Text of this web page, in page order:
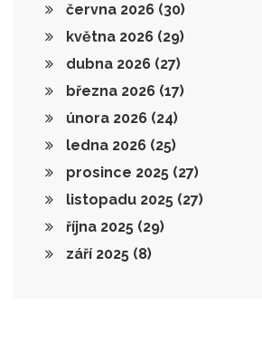
června 2026 (30)
května 2026 (29)
dubna 2026 (27)
března 2026 (17)
února 2026 (24)
ledna 2026 (25)
prosince 2025 (27)
listopadu 2025 (27)
října 2025 (29)
září 2025 (8)